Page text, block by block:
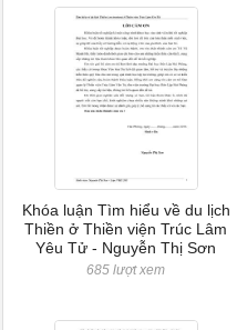
Khóa luận Tìm hiểu về du lịch
Thiền ở Thiền viện Trúc Lâm
Yêu Tử - Nguyễn Thị Sơn
685 lượt xem